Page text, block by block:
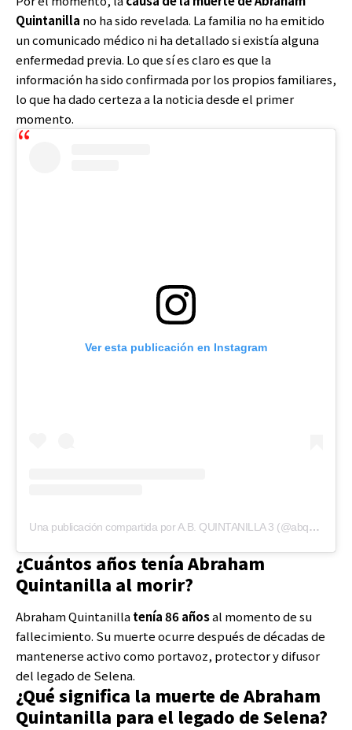
Quintanilla no ha sido revelada. La familia no ha emitido
un comunicado médico ni ha detallado si existía alguna
enfermedad previa. Lo que sí es claro es que la
información ha sido confirmada por los propios familiares,
lo que ha dado certeza a la noticia desde el primer
momento.
Ver esta publicación en Instagram
Una publicación compartida por A.B. QUINTANILLA 3 (@abquintanilla3)
¿Cuántos años tenía Abraham
Quintanilla al morir?
Abraham Quintanillatenía 86 añosal momento de su
fallecimiento. Su muerte ocurre después de décadas de
mantenerse activo como portavoz, protector y difusor
del legado de Selena.
¿Qué significa la muerte de Abraham
Quintanilla para el legado de Selena?